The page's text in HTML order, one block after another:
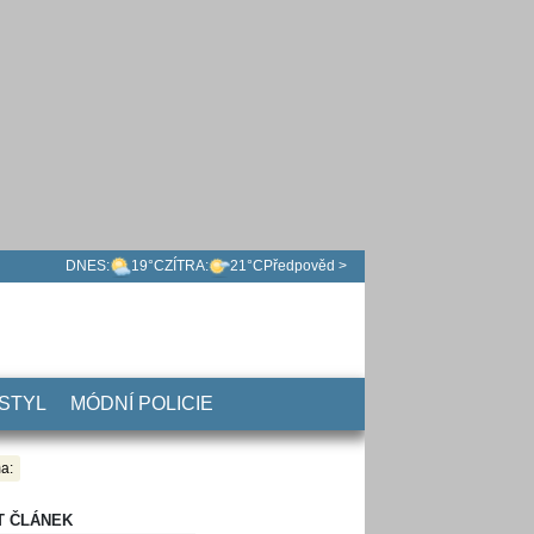
DNES: 19°CZÍTRA: 21°C Předpověd >
MÓDNÍ POLICIE
ČLÁNEK